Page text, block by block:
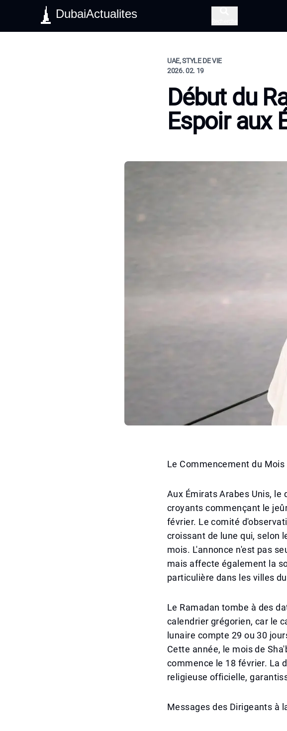
DubaiActualites
UAE, STYLE DE VIE
2026. 02. 19
Début du
Espoir aux
Le Commencement du
Aux Émirats Arabes Unis, le
croyants commençant le
février. Le comité
croissant de lune qui, selon
mois. L'annonce n'est pas
mais affecte également la
particulière dans les villes
Le Ramadan tombe à des
calendrier grégorien, car le
lunaire compte 29 ou 30
Cette année, le mois de
commence le 18 février. La
religieuse officielle,
Messages des Dirigeants à